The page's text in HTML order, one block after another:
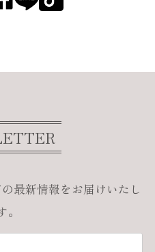
最新情報をお届けいたし
。